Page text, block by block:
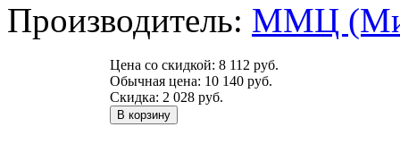
Производитель: ММЦ
Цена со скидкой: 8 112 руб.
Обычная цена: 10 140 руб.
Скидка: 2 028 руб.